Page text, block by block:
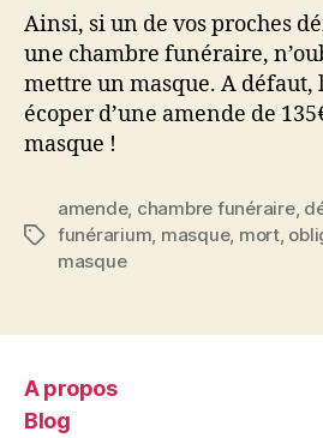
Ainsi, si un de vos proches
une chambre funéraire,
mettre un masque. A
écoper d’une amende de
masque !
Étiquettes
amende, chambre funéraire,
funérarium masque, mort,
masque
A propos
Blog